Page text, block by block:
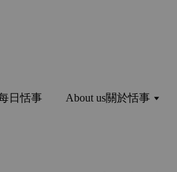
日恬事 About us關於恬事